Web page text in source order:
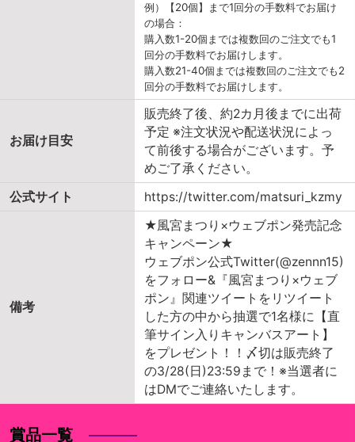
例）【20個】まで1回分の手数料でお届け
の場合：
購入数1-20個までは複数回のご注文でも1
回分の手数料でお届けします。
購入数21-40個までは複数回のご注文でも2
回分の手数料でお届けします。
お届け目安
販売終了後、約2カ月後までに出荷
予定 ※注文状況や配送状況によっ
て前後する場合がございます。予
めご了承ください。
公式サイト
https://twitter.com/matsuri_kzmy
備考
★風宮まつり×ウェブポン発売記念
キャンペーン★
ウェブポン公式Twitter(@zennn15)
をフォロー&『風宮まつり×ウェブ
ポン』関連ツイートをリツイート
した方の中から抽選で1名様に【直
筆サイン入りキャンバスアート】
をプレゼント！！〆切は販売終了
の3/28(日)23:59まで！※当選者に
はDMでご連絡いたします。
賞品一覧